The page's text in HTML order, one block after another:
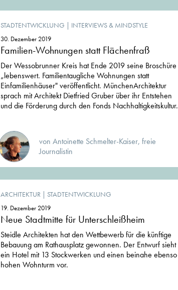
STADTENTWICKLUNG | INTERVIEWS & MINDSTYLE
30. Dezember 2019
Familien-Wohnungen statt Flächenfraß
Der Wessobrunner Kreis hat Ende 2019 seine Broschüre
„lebenswert. Familientaugliche Wohnungen statt
Einfamilienhäuser" veröffentlicht. MünchenArchitektur
sprach mit Architekt Dietfried Gruber über ihr Entstehen
und die Förderung durch den Fonds Nachhaltigkeitskultur.
von Antoinette Schmelter-Kaiser, freie
Journalistin
ARCHITEKTUR | STADTENTWICKLUNG
19. Dezember 2019
Neue Stadtmitte für Unterschleißheim
Steidle Architekten hat den Wettbewerb für die künftige
Bebauung am Rathausplatz gewonnen. Der Entwurf sieht
ein Hotel mit 13 Stockwerken und einen beinahe ebenso
hohen Wohnturm vor.